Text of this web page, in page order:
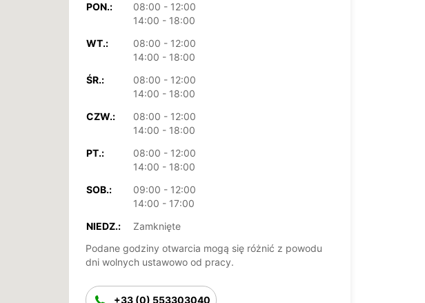
PON.:
08:00 - 12:00
14:00 - 18:00
WT.:
08:00 - 12:00
14:00 - 18:00
ŚR.:
08:00 - 12:00
14:00 - 18:00
CZW.:
08:00 - 12:00
14:00 - 18:00
PT.:
08:00 - 12:00
14:00 - 18:00
SOB.:
09:00 - 12:00
14:00 - 17:00
NIEDZ.:
Zamknięte
Podane godziny otwarcia mogą się różnić z powodu
dni wolnych ustawowo od pracy.
+33 (0) 553303040